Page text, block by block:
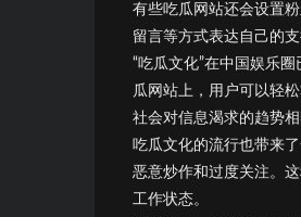
有些吃瓜网站还会设置
留言等方式表达自己的
“吃瓜文化”在中国娱乐
瓜网站上，用户可以轻
社会对信息渴求的趋势相
吃瓜文化的流行也带来
恶意炒作和过度关注。
工作状态。